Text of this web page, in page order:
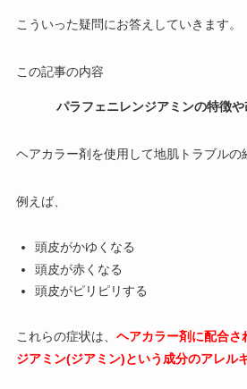
こういった疑問にお答えしていきます。
この記事の内容
パラフェニレンジアミンの特徴
ヘアカラー剤を使用して地肌トラブルの
例えば、
頭皮がかゆくなる
頭皮が赤くなる
頭皮がピリピリする
これらの症状は、 ヘアカラー剤に配合さ
ジアミン(ジアミン)という成分のアレル